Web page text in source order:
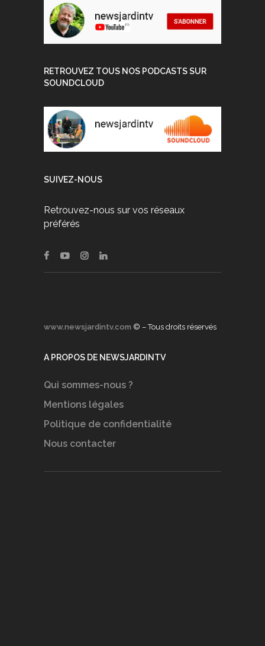
RETROUVEZ TOUS NOS PODCASTS SUR
SOUNDCLOUD
SUIVEZ-NOUS
Retrouvez-nous sur vos réseaux
préférés
www.newsjardintv.com © – Tous droits réservés
A PROPOS DE NEWSJARDINTV
Qui sommes-nous ?
Mentions légales
Politique de confidentialité
Nous contacter